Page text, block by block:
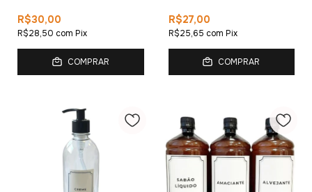
R$30,00
R$28,50 com Pix
COMPRAR
R$27,00
R$25,65 com Pix
COMPRAR